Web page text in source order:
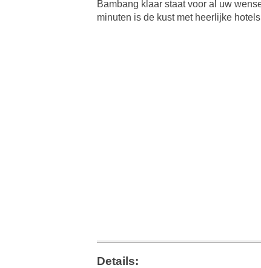
Bambang klaar staat voor al uw
minuten is de kust met heerlijke
Details: